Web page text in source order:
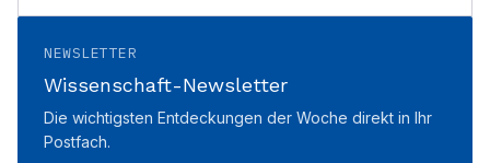
NEWSLETTER
Wissenschaft-Newsletter
Die wichtigsten Entdeckungen der Woche direkt in Ihr
Postfach.